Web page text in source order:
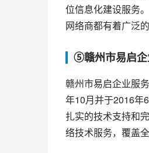
位信息化建设服务
网络商都有着广泛的
⑤赣州市易启企
赣州市易启企业服
年10月并于2016年
扎实的技术支持和
络技术服务，覆盖